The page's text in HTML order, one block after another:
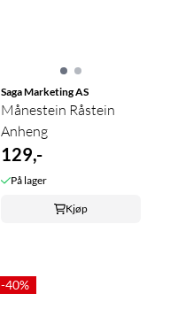
Saga Marketing AS
Månestein Råstein
Anheng
129,-
På lager
Kjøp
-40%